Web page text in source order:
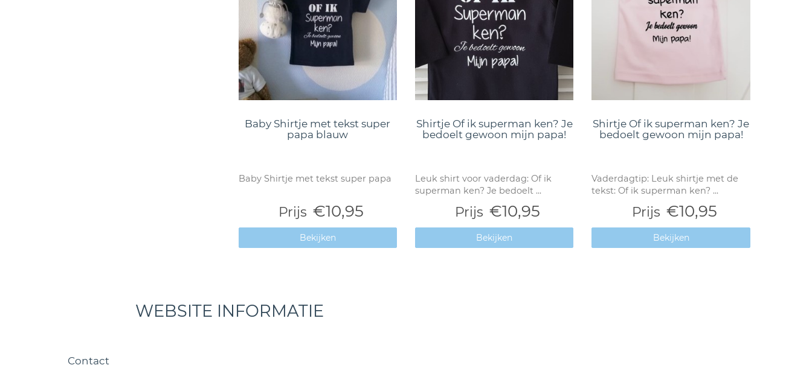
Baby Shirtje met tekst super
papa blauw
Baby Shirtje met tekst super papa
Prijs €10,95
Bekijken
Shirtje Of ik superman ken? Je
bedoelt gewoon mijn papa!
Leuk shirt voor vaderdag: Of ik
superman ken? Je bedoelt ...
Prijs €10,95
Bekijken
Shirtje Of ik superman ken? Je
bedoelt gewoon mijn papa!
Vaderdagtip: Leuk shirtje met de
tekst: Of ik superman ken? ...
Prijs €10,95
Bekijken
WEBSITE INFORMATIE
Contact